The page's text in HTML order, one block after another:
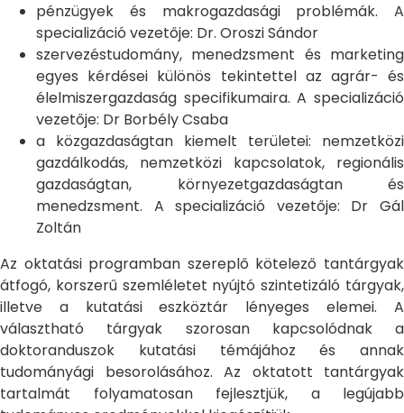
pénzügyek és makrogazdasági problémák. A
specializáció vezetője: Dr. Oroszi Sándor
szervezéstudomány, menedzsment és marketing
egyes kérdései különös tekintettel az agrár- és
élelmiszergazdaság specifikumaira. A specializáció
vezetője: Dr Borbély Csaba
a közgazdaságtan kiemelt területei: nemzetközi
gazdálkodás, nemzetközi kapcsolatok, regionális
gazdaságtan, környezetgazdaságtan és
menedzsment. A specializáció vezetője: Dr Gál
Zoltán
Az oktatási programban szereplő kötelező tantárgyak
átfogó, korszerű szemléletet nyújtó szintetizáló tárgyak,
illetve a kutatási eszköztár lényeges elemei. A
választható tárgyak szorosan kapcsolódnak a
doktoranduszok kutatási témájához és annak
tudományági besorolásához. Az oktatott tantárgyak
tartalmát folyamatosan fejlesztjük, a legújabb